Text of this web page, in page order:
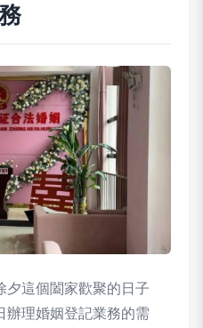
夕這個闔家歡聚的日子
辦理婚姻登記業務的需